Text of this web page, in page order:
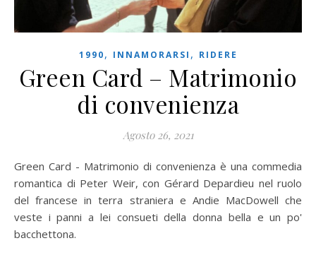
1990, INNAMORARSI , RIDERE
Green Card – Matrimonio
di convenienza
Agosto 26, 2021
Green Card - Matrimonio di convenienza è una commedia
romantica di Peter Weir, con Gérard Depardieu nel ruolo
del francese in terra straniera e Andie MacDowell che
veste i panni a lei consueti della donna bella e un po'
bacchettona.